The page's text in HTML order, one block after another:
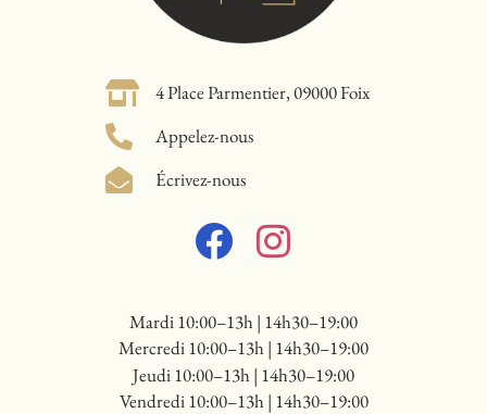
4 Place Parmentier, 09000 Foix
Appelez-nous
Écrivez-nous
Mardi 10:00–13h | 14h30–19:00
Mercredi 10:00–13h | 14h30–19:00
Jeudi 10:00–13h | 14h30–19:00
Vendredi 10:00–13h | 14h30–19:00